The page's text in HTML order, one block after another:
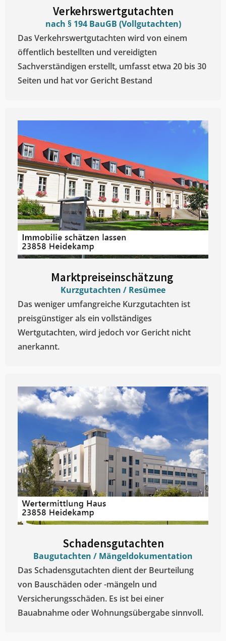
Verkehrswertgutachten
nach § 194 BauGB (Vollgutachten)
Das Verkehrswertgutachten wird von einem
öffentlich bestellten und vereidigten
Sachverständigen erstellt, umfasst etwa 20 bis 30
Seiten und hat vor Gericht Bestand
Marktpreiseinschätzung ​
Kurzgutachten / Resümee
Das weniger umfangreiche Kurzgutachten ist
preisgünstiger als ein vollständiges
Wertgutachten, wird jedoch vor Gericht nicht
anerkannt.
Schadensgutachten
Baugutachten / Mängeldokumentation
Das Schadensgutachten dient der Beurteilung
von Bauschäden oder -mängeln und
Versicherungsschäden. Es ist bei einer
Bauabnahme oder Wohnungsübergabe sinnvoll.